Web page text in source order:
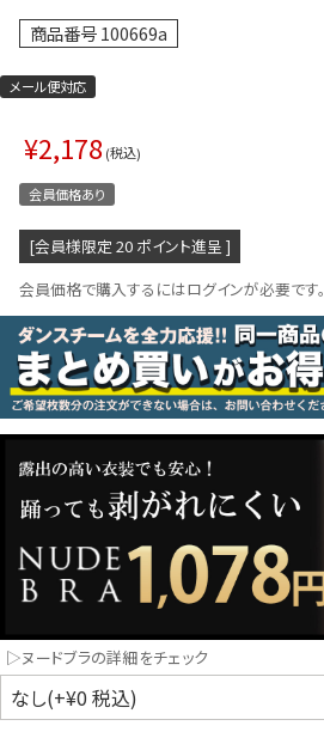
インワン／サロペット
ラ・ニップレス
LINE連携でクーポンもらえる!!
同一商品まとめ買いキャンペーン
商品番号100669a
メール便対応
¥2,178 税込
会員価格あり
[会員様限定 20 ポイント進呈 ]
会員価格で購入するにはログインが必要です。
▷ヌードブラの詳細をチェック